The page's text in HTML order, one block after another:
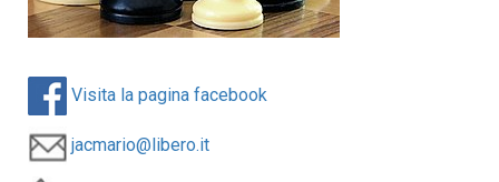
Visita la pagina facebook
jacmario@libero.it